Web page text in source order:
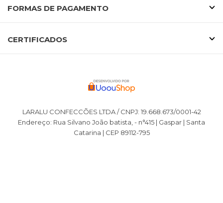
FORMAS DE PAGAMENTO
CERTIFICADOS
LARALU CONFECCÕES LTDA / CNPJ: 19.668.673/0001-42
Endereço: Rua Silvano João batista, - n°415 | Gaspar | Santa
Catarina | CEP 89112-795